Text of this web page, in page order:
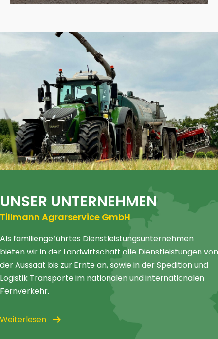
UNSER UNTERNEHMEN
Tillmann Agrarservice GmbH
Als familiengeführtes Dienstleistungsunternehmen
bieten wir in der Landwirtschaft alle Dienstleistungen von
der Aussaat bis zur Ernte an, sowie in der Spedition und
Logistik Transporte im nationalen und internationalen
Fernverkehr.
Weiterlesen